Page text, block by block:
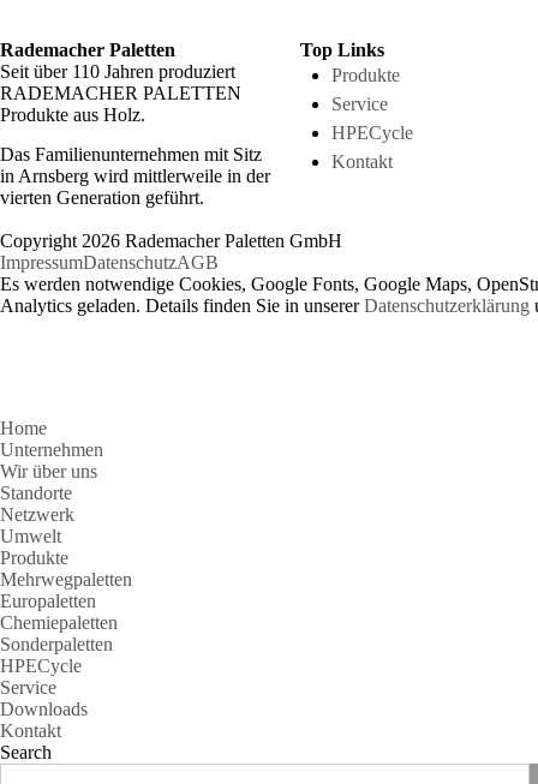
Rademacher Paletten
Seit über 110 Jahren produziert
RADEMACHER PALETTEN
Produkte aus Holz.
Das Familienunternehmen mit Sitz
in Arnsberg wird mittlerweile in der
vierten Generation geführt.
Top Links
Produkte
Service
HPECycle
Kontakt
Copyright 2026 Rademacher Paletten GmbH
ImpressumDatenschutzAGB
Es werden notwendige Cookies, Google Fonts, Google Maps,
Analytics geladen. Details finden Sie in unsererDatenschutzerklärung
Home
Unternehmen
Wir über uns
Standorte
Netzwerk
Umwelt
Produkte
Mehrwegpaletten
Europaletten
Chemiepaletten
Sonderpaletten
HPECycle
Service
Downloads
Kontakt
Search